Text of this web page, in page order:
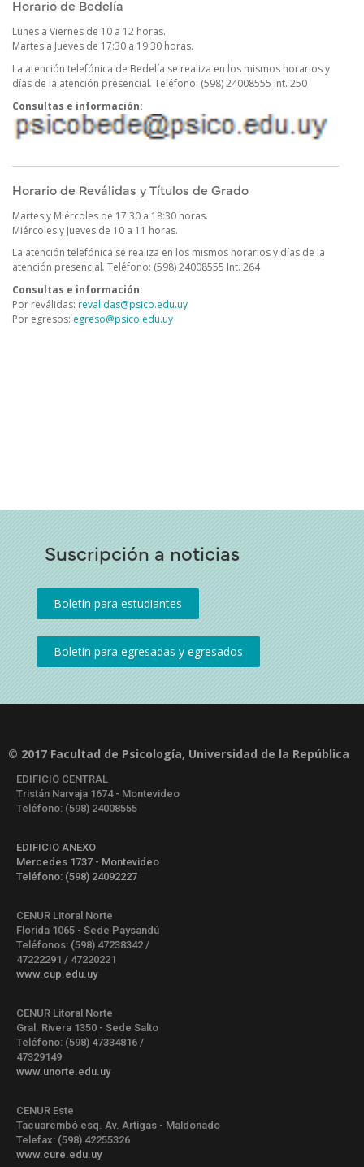
Horario de Bedelía
Lunes a Viernes de 10 a 12 horas.
Martes a Jueves de 17:30 a 19:30 horas.
La atención telefónica de Bedelía se realiza en los mismos horarios y
días de la atención presencial. Teléfono: (598) 24008555 Int. 250
Consultas e información:
Horario de Reválidas y Títulos de Grado
Martes y Miércoles de 17:30 a 18:30 horas.
Miércoles y Jueves de 10 a 11 horas.
La atención telefónica se realiza en los mismos horarios y días de la
atención presencial. Teléfono: (598) 24008555 Int. 264
Consultas e información:
Por reválidas: revalidas@psico.edu.uy
Por egresos: egreso@psico.edu.uy
Suscripción a noticias
© 2017 Facultad de Psicología, Universidad de la República
EDIFICIO CENTRAL
Tristán Narvaja 1674 - Montevideo
Teléfono: (598) 24008555
EDIFICIO ANEXO
Mercedes 1737 - Montevideo
Teléfono: (598) 24092227
CENUR Litoral Norte
Florida 1065 - Sede Paysandú
Teléfonos: (598) 47238342 /
47222291 / 47220221
www.cup.edu.uy
CENUR Litoral Norte
Gral. Rivera 1350 - Sede Salto
Teléfono: (598) 47334816 /
47329149
www.unorte.edu.uy
CENUR Este
Tacuarembó esq. Av. Artigas - Maldonado
Telefax: (598) 42255326
www.cure.edu.uy